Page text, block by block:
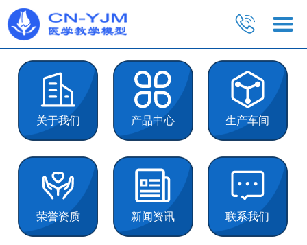
关于我们 产品中心 生产车间
荣誉资质 新闻资讯 联系我们